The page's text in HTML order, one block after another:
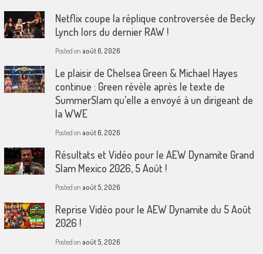
Netflix coupe la réplique controversée de Becky
Lynch lors du dernier RAW !
Posted on août 6, 2026
Le plaisir de Chelsea Green & Michael Hayes
continue : Green révèle après le texte de
SummerSlam qu’elle a envoyé à un dirigeant de
la WWE
Posted on août 6, 2026
Résultats et Vidéo pour le AEW Dynamite Grand
Slam Mexico 2026, 5 Août !
Posted on août 5, 2026
Reprise Vidéo pour le AEW Dynamite du 5 Août
2026 !
Posted on août 5, 2026